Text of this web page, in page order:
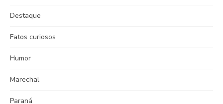
Destaque
Fatos curiosos
Humor
Marechal
Paraná